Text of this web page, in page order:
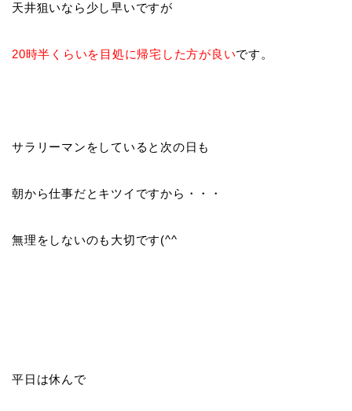
天井狙いなら少し早いですが
20時半くらいを目処に帰宅した方が良いです。
サラリーマンをしていると次の日も
朝から仕事だとキツイですから・・・
無理をしないのも大切です(^^ゞ
平日は休んで